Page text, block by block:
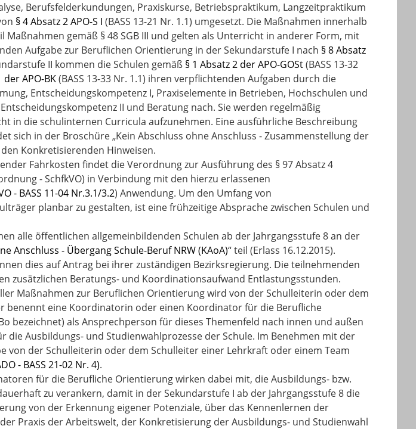
Berufsfelderkundungen, Praxiskurse, Betriebspraktikum, Langzeitpraktikum
§ 4 Absatz 2 APO-S I (BASS 13-21 Nr. 1.1) umgesetzt. Die Maßnahmen innerhalb
Maßnahmen gemäß § 48 SGB III und gelten als Unterricht in anderer Form, mit
Aufgabe zur Beruflichen Orientierung in der Sekundarstufe I nach § 8 Absatz
II kommen die Schulen gemäß § 1 Absatz 2 der APO-GOSt(BASS 13-32
APO-BK(BASS 13-33 Nr. 1.1) ihren verpflichtenden Aufgaben durch die
Entscheidungskompetenz I, Praxiselemente in Betrieben, Hochschulen und
II und Beratung nach. Sie werden regelmäßig
in die schulinternen Curricula aufzunehmen. Eine ausführliche Beschreibung
sich in der Broschüre „Kein Abschluss ohne Anschluss - Zusammenstellung der
Konkretisierenden Hinweisen.
Fahrkosten findet die Verordnung zur Ausführung des § 97 Absatz 4
- SchfkVO) in Verbindung mit den hierzu erlassenen
- BASS 11-04 Nr.3.1/3.2) Anwendung. Um den Umfang von
planbar zu gestalten, ist eine frühzeitige Absprache zwischen Schulen und
alle öffentlichen allgemeinbildenden Schulen ab der Jahrgangsstufe 8 an der
Anschluss - Übergang Schule-Beruf NRW (KAoA)“ teil (Erlass 16.12.2015).
dies auf Antrag bei ihrer zuständigen Bezirksregierung. Die teilnehmenden
zusätzlichen Beratungs- und Koordinationsaufwand Entlastungsstunden.
Maßnahmen zur Beruflichen Orientierung wird von der Schulleiterin oder dem
benennt eine Koordinatorin oder einen Koordinator für die Berufliche
bezeichnet) als Ansprechperson für dieses Themenfeld nach innen und außen
Ausbildungs- und Studienwahlprozesse der Schule. Im Benehmen mit der
von der Schulleiterin oder dem Schulleiter einer Lehrkraft oder einem Team
- BASS 21-02 Nr. 4).
für die Berufliche Orientierung wirken dabei mit, die Ausbildungs- bzw.
zu verankern, damit in der Sekundarstufe I ab der Jahrgangsstufe 8 die
von der Erkennung eigener Potenziale, über das Kennenlernen der
Praxis der Arbeitswelt, der Konkretisierung der Ausbildungs- und Studienwahl